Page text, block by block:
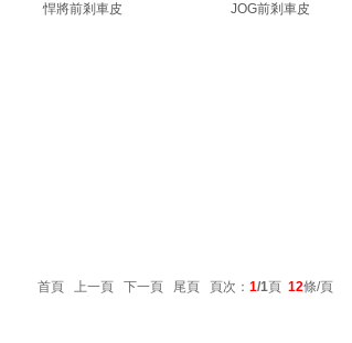
悍將前剎車皮 JOG前剎車皮
首頁 上一頁 下一頁 尾頁 頁次： 1/1頁 12條/頁